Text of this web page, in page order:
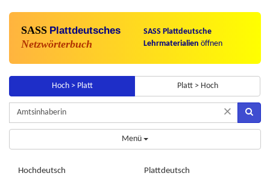
SASS Plattdeutsches
Netzwörterbuch
SASS Plattdeutsche
Lehrmaterialien öffnen
Hoch > Platt Platt > Hoch
×
Menü
Hochdeutsch Plattdeutsch